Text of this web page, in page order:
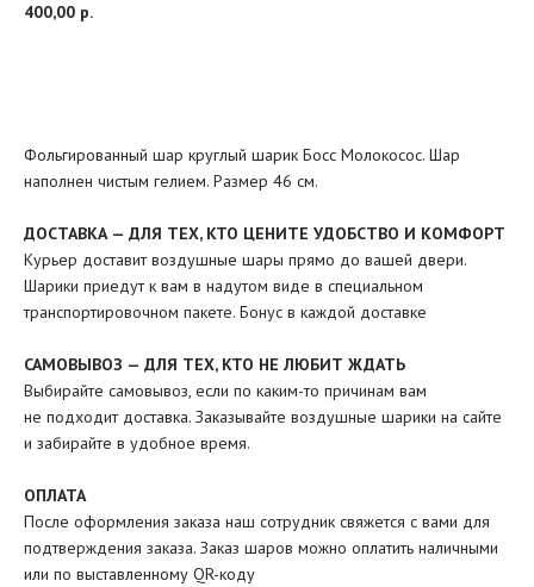
400,00 р.
Фольгированный шар круглый шарик Босс Молокосос. Шар
наполнен чистым гелием. Размер 46 см.
ДОСТАВКА — ДЛЯ ТЕХ, КТО ЦЕНИТЕ УДОБСТВО И КОМФОРТ
Курьер доставит воздушные шары прямо до вашей двери.
Шарики приедут к вам в надутом виде в специальном
транспортировочном пакете. Бонус в каждой доставке
САМОВЫВОЗ — ДЛЯ ТЕХ, КТО НЕ ЛЮБИТ ЖДАТЬ
Выбирайте самовывоз, если по каким-то причинам вам
не подходит доставка. Заказывайте воздушные шарики на сайте
и забирайте в удобное время.
ОПЛАТА
После оформления заказа наш сотрудник свяжется с вами для
подтверждения заказа. Заказ шаров можно оплатить наличными
или по выставленному QR-коду